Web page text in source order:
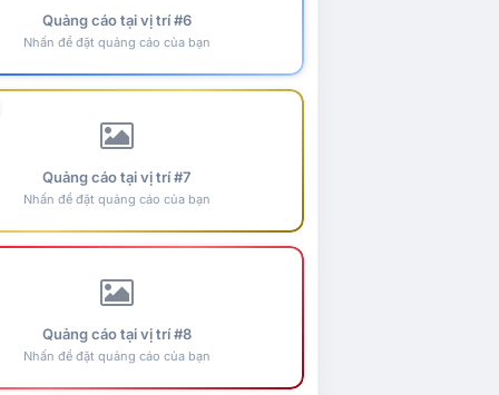
Quảng cáo tại vị trí #6
Nhấn để đặt quảng cáo của bạn
Quảng cáo tại vị trí #7
Nhấn để đặt quảng cáo của bạn
Quảng cáo tại vị trí #8
Nhấn để đặt quảng cáo của bạn